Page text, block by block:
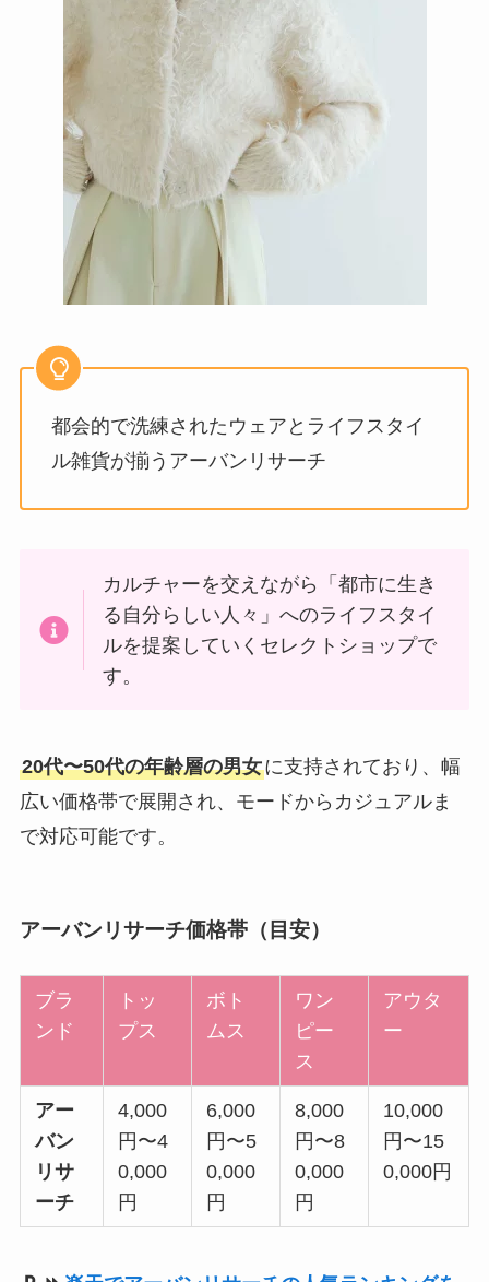
都会的で洗練されたウェアとライフスタイ
ル雑貨が揃うアーバンリサーチ
カルチャーを交えながら「都市に生き
る自分らしい人々」へのライフスタイ
ルを提案していくセレクトショップで
す。
20代〜50代の年齢層の男女に支持されており、幅
広い価格帯で展開され、モードからカジュアルま
で対応可能です。
アーバンリサーチ価格帯（目安）
ブラ
ンド
トッ
プス
ボト
ムス
ワン
ピー
ス
アウタ
ー
アー
バン
リサ
ーチ
4,000
円〜4
0,000
円
6,000
円〜5
0,000
円
8,000
円〜8
0,000
円
10,000
円〜15
0,000円